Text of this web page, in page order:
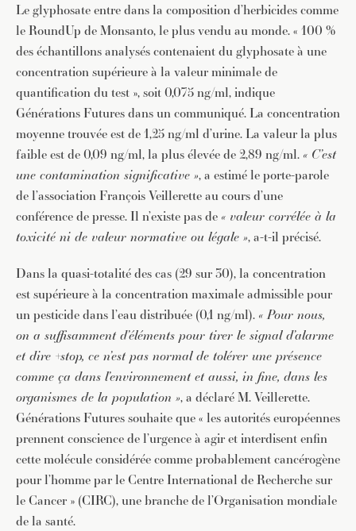
Le glyphosate entre dans la composition d’herbicides comme
le RoundUp de Monsanto, le plus vendu au monde. « 100 %
des échantillons analysés contenaient du glyphosate à une
concentration supérieure à la valeur minimale de
quantification du test », soit 0,075 ng/ml, indique
Générations Futures dans un communiqué. La concentration
moyenne trouvée est de 1,25 ng/ml d’urine. La valeur la plus
faible est de 0,09 ng/ml, la plus élevée de 2,89 ng/ml. « C’est
une contamination significative », a estimé le porte-parole
de l’association François Veillerette au cours d’une
conférence de presse. Il n’existe pas de « valeur corrélée à la
toxicité ni de valeur normative ou légale », a-t-il précisé.
Dans la quasi-totalité des cas (29 sur 30), la concentration
est supérieure à la concentration maximale admissible pour
un pesticide dans l’eau distribuée (0,1 ng/ml). « Pour nous,
on a suffisamment d’éléments pour tirer le signal d’alarme
et dire +stop, ce n’est pas normal de tolérer une présence
comme ça dans l’environnement et aussi, in fine, dans les
organismes de la population », a déclaré M. Veillerette.
Générations Futures souhaite que « les autorités européennes
prennent conscience de l’urgence à agir et interdisent enfin
cette molécule considérée comme probablement cancérogène
pour l’homme par le Centre International de Recherche sur
le Cancer » (CIRC), une branche de l’Organisation mondiale
de la santé.